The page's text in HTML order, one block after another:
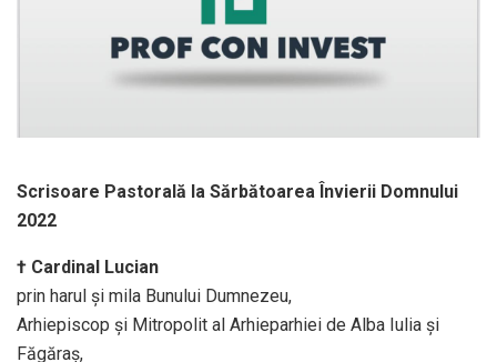
Scrisoare Pastorală la Sărbătoarea Învierii Domnului
2022
† Cardinal Lucian
prin harul și mila Bunului Dumnezeu,
Arhiepiscop și Mitropolit al Arhieparhiei de Alba Iulia și
Făgăraș,